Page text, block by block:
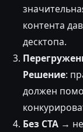
контента
десктопа.
Решение:
должен
Без CTA→